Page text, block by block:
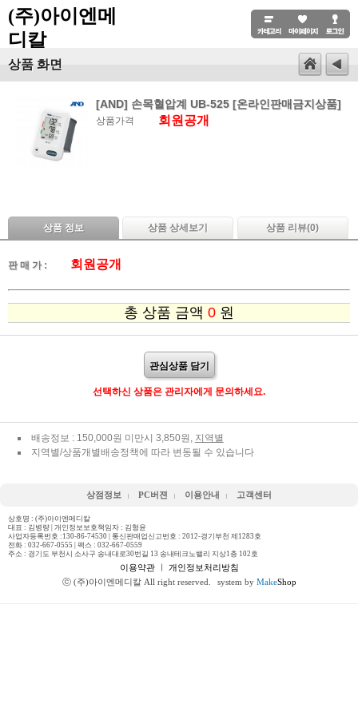
(주)아이엔메
디칼
상품 화면
[AND] 손목혈압계 UB-525 [온라인판매금지상품]
상품가격 회원공개
상품 정보 상품 상세보기 상품 리뷰(0)
판 매 가 : 회원공개
총 상품 금액 0 원
관심상품 담기
선택하신 상품은 관리자에게 문의하세요.
배송정보 : 150,000원 미만시 3,850원, 지역별
지역별/상품개별배송정책에 따라 변동될 수 있습니다
상점정보 PC버젼 이용안내 고객센터
상호명 : (주)아이엔메디칼
대표 : 김병량 | 개인정보보호책임자 : 김형윤
사업자등록번호 :130-86-74530 | 통신판매업신고번호 : 2012-경기부천 제1283호
전화 : 032-667-0555 | 팩스 : 032-667-0559
주소 : 경기도 부천시 소사구 송내대로30번길 13 송내테크노밸리 지상1층 102호
이용약관ㅣ 개인정보처리방침
ⓒ (주)아이엔메디칼 All right reserved.
system by MakeShop